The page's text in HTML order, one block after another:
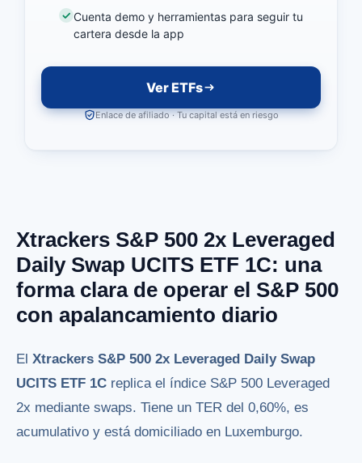
Cuenta demo y herramientas para seguir tu
cartera desde la app
Ver ETFs
Enlace de afiliado · Tu capital está en riesgo
Xtrackers S&P 500 2x Leveraged
Daily Swap UCITS ETF 1C: una
forma clara de operar el S&P 500
con apalancamiento diario
El Xtrackers S&P 500 2x Leveraged Daily Swap
UCITS ETF 1C replica el índice S&P 500 Leveraged
2x mediante swaps. Tiene un TER del 0,60%, es
acumulativo y está domiciliado en Luxemburgo.